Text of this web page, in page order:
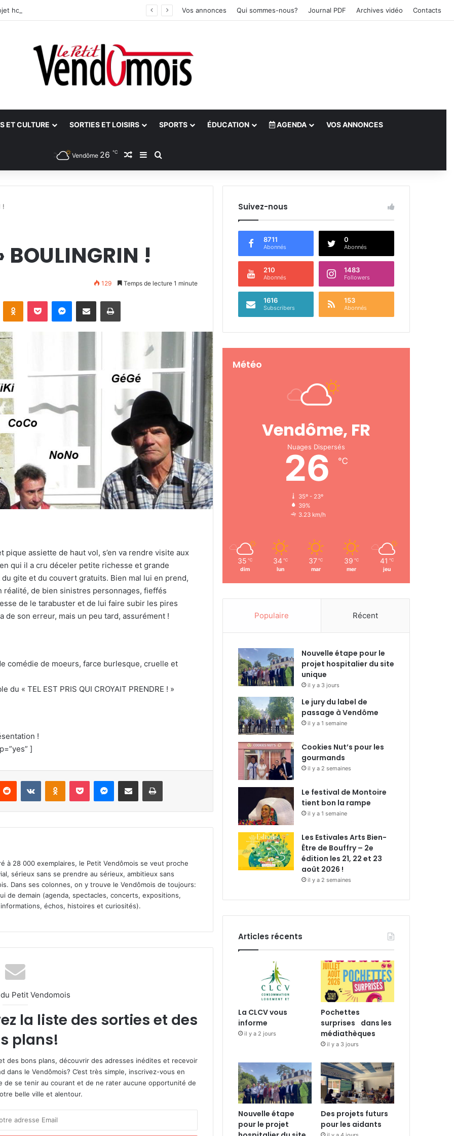
hospitalier du site unique Vos annonces Qui sommes-nous? Journal PDF Archives vidéo Contacts
ET CULTURE SORTIES ET LOISIRS SPORTS ÉDUCATION AGENDA VOS ANNONCES
Vendôme 26 ℃ Article Aléatoire
Sidebar (barre latérale)
!
!
129 Temps de lecture 1 minute
pique assiette de haut vol, s’en va rendre visite aux
qui il a cru déceler petite richesse et grande
gite et du couvert gratuits. Bien mal lui en prend,
réalité, de bien sinistres personnages, fieffés
de le tarabuster et de lui faire subir les pires
de son erreur, mais un peu tard, assurément !
comédie de moeurs, farce burlesque, cruelle et
« TEL EST PRIS QUI CROYAIT PRENDRE ! »
!
]
à 28 000 exemplaires, le Petit Vendômois se veut proche
sérieux sans se prendre au sérieux, ambitieux sans
Dans ses colonnes, on y trouve le Vendômois de toujours:
de demain (agenda, spectacles, concerts, expositions,
échos, histoires et curiosités).
Petit Vendomois
la liste des sorties et des
plans!
des bons plans, découvrir des adresses inédites et recevoir
le Vendômois? C’est très simple, inscrivez-vous en
de se tenir au courant et de ne rater aucune opportunité de
belle ville et alentour.
Suivez-nous
8711
Abonnés
0
Abonnés
210
Abonnés
1483
Followers
1616
Subscribers
153
Abonnés
Météo
Vendôme, FR
Nuages Dispersés
26 ℃
35º - 23º
39%
3.23 km/h
35 ℃
dim
34 ℃
lun
37 ℃
mar
39 ℃
mer
41 ℃
jeu
Populaire Récent
Nouvelle étape pour le
projet hospitalier du site
unique
il y a 3 jours
Le jury du label de
passage à Vendôme
il y a 1 semaine
Cookies Nut’s pour les
gourmands
il y a 2 semaines
Le festival de Montoire
tient bon la rampe
il y a 1 semaine
Les Estivales Arts Bien-
Être de Bouffry – 2e
édition les 21, 22 et 23
août 2026 !
il y a 2 semaines
Articles récents
La CLCV vous
informe
il y a 2 jours
Pochettes
surprises dans les
médiathèques
il y a 3 jours
Nouvelle étape
pour le projet
Des projets futurs
pour les aidants